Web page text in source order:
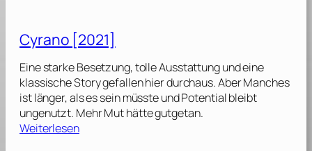
l
e
n
[
2
0
2
[
2
0
2
4
]
G
u
n
:
M
a
v
Cyrano [2021]
Eine starke Besetzung, tolle Ausstattung und eine
klassische Story gefallen hier durchaus. Aber Manches
ist länger, als es sein müsste und Potential bleibt
ungenutzt. Mehr Mut hätte gutgetan.
Weiterlesen: